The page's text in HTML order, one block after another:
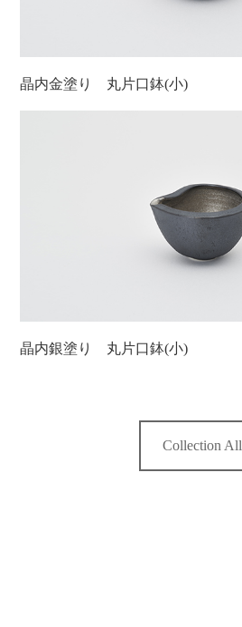
晶内金塗り 丸片口鉢(小)
晶内銀塗り 丸片口鉢(小)
Collection All